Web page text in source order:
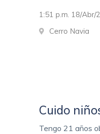
1:51 p.m. 18/Abr/
Cerro Navia
Cuido
Tengo 21 años